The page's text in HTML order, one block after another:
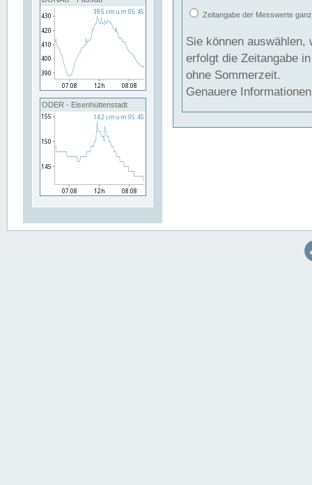
ODER - Eisenhüttenstadt
Zeitangabe der Messwerte
Sie können auswählen,
erfolgt die Zeitangabe
ohne Sommerzeit.
Genauere